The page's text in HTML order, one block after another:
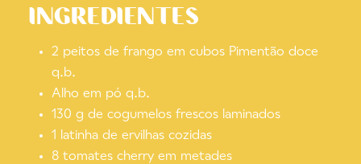
INGREDIENTES
2 peitos de frango em cubos Pimentão doce
q.b.
Alho em pó q.b.
130 g de cogumelos frescos laminados
1 latinha de ervilhas cozidas
8 tomates cherry em metades